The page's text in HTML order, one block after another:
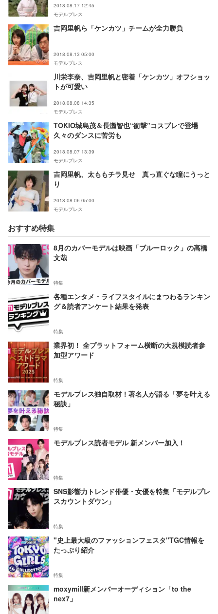
2018.08.17 12:45
モデルプレス
吉岡里帆ら「ケンカツ」チームが全力勝負
2018.08.13 05:00
モデルプレス
川栄李奈、吉岡里帆と密着「ケンカツ」オフショッ
トが可愛い
2018.08.08 14:35
モデルプレス
TOKIO城島茂＆長瀬智也“衝撃”コスプレで登場
久々のダンスに苦労も
2018.08.07 13:39
モデルプレス
吉岡里帆、太ももチラ見せ 真っ直ぐな瞳にうっと
り
2018.08.06 05:00
モデルプレス
おすすめ特集
8月のカバーモデルは映画「ブルーロック」の高橋
文哉
特集
各種エンタメ・ライフスタイルにまつわるランキン
グ＆読者アンケート結果を発表
特集
業界初！ 全プラットフォーム横断の大規模読者参
加型アワード
特集
モデルプレス独自取材！著名人が語る「夢を叶える
秘訣」
特集
モデルプレス読者モデル 新メンバー加入！
特集
SNS影響力トレンド俳優・女優を特集「モデルプレ
スカウントダウン」
特集
"史上最大級のファッションフェスタ"TGC情報を
たっぷり紹介
特集
moxymill新メンバーオーディション「to the
nex7」